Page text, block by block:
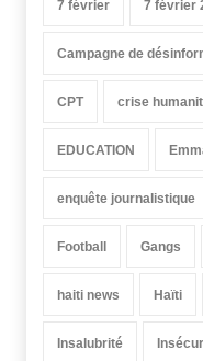
7 février 7 février
Campagne de
CPT crise
EDUCATION
enquête journalistique
Football Gangs
haiti news Haïti
Insalubrité